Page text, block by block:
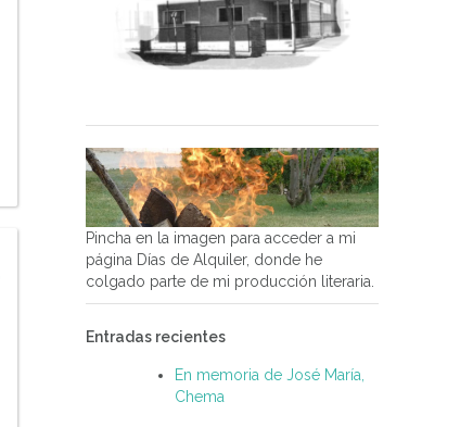
Pincha en la imagen para acceder a mi
página Días de Alquiler, donde he
colgado parte de mi producción literaria.
Entradas recientes
En memoria de José María,
Chema